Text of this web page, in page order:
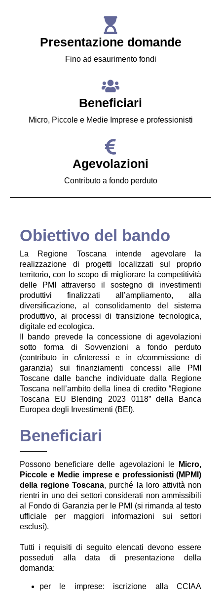
Presentazione domande
Fino ad esaurimento fondi
Beneficiari
Micro, Piccole e Medie Imprese e professionisti
Agevolazioni
Contributo a fondo perduto
Obiettivo del bando
La Regione Toscana intende agevolare la
realizzazione di progetti localizzati sul proprio
territorio, con lo scopo di migliorare la competitività
delle PMI attraverso il sostegno di investimenti
produttivi finalizzati all’ampliamento, alla
diversificazione, al consolidamento del sistema
produttivo, ai processi di transizione tecnologica,
digitale ed ecologica.
Il bando prevede la concessione di agevolazioni
sotto forma di Sovvenzioni a fondo perduto
(contributo in c/interessi e in c/commissione di
garanzia) sui finanziamenti concessi alle PMI
Toscane dalle banche individuate dalla Regione
Toscana nell’ambito della linea di credito “Regione
Toscana EU Blending 2023 0118” della Banca
Europea degli Investimenti (BEI).
Beneficiari
Possono beneficiare delle agevolazioni le
Micro,
Piccole e Medie imprese e professionisti (MPMI)
della regione Toscana, purché la loro attività non
rientri in uno dei settori considerati non ammissibili
al Fondo di Garanzia per le PMI (si rimanda al testo
ufficiale per maggiori informazioni sui settori
esclusi).
Tutti i requisiti di seguito elencati devono essere
posseduti alla data di presentazione della
domanda:
per le imprese: iscrizione alla CCIAA